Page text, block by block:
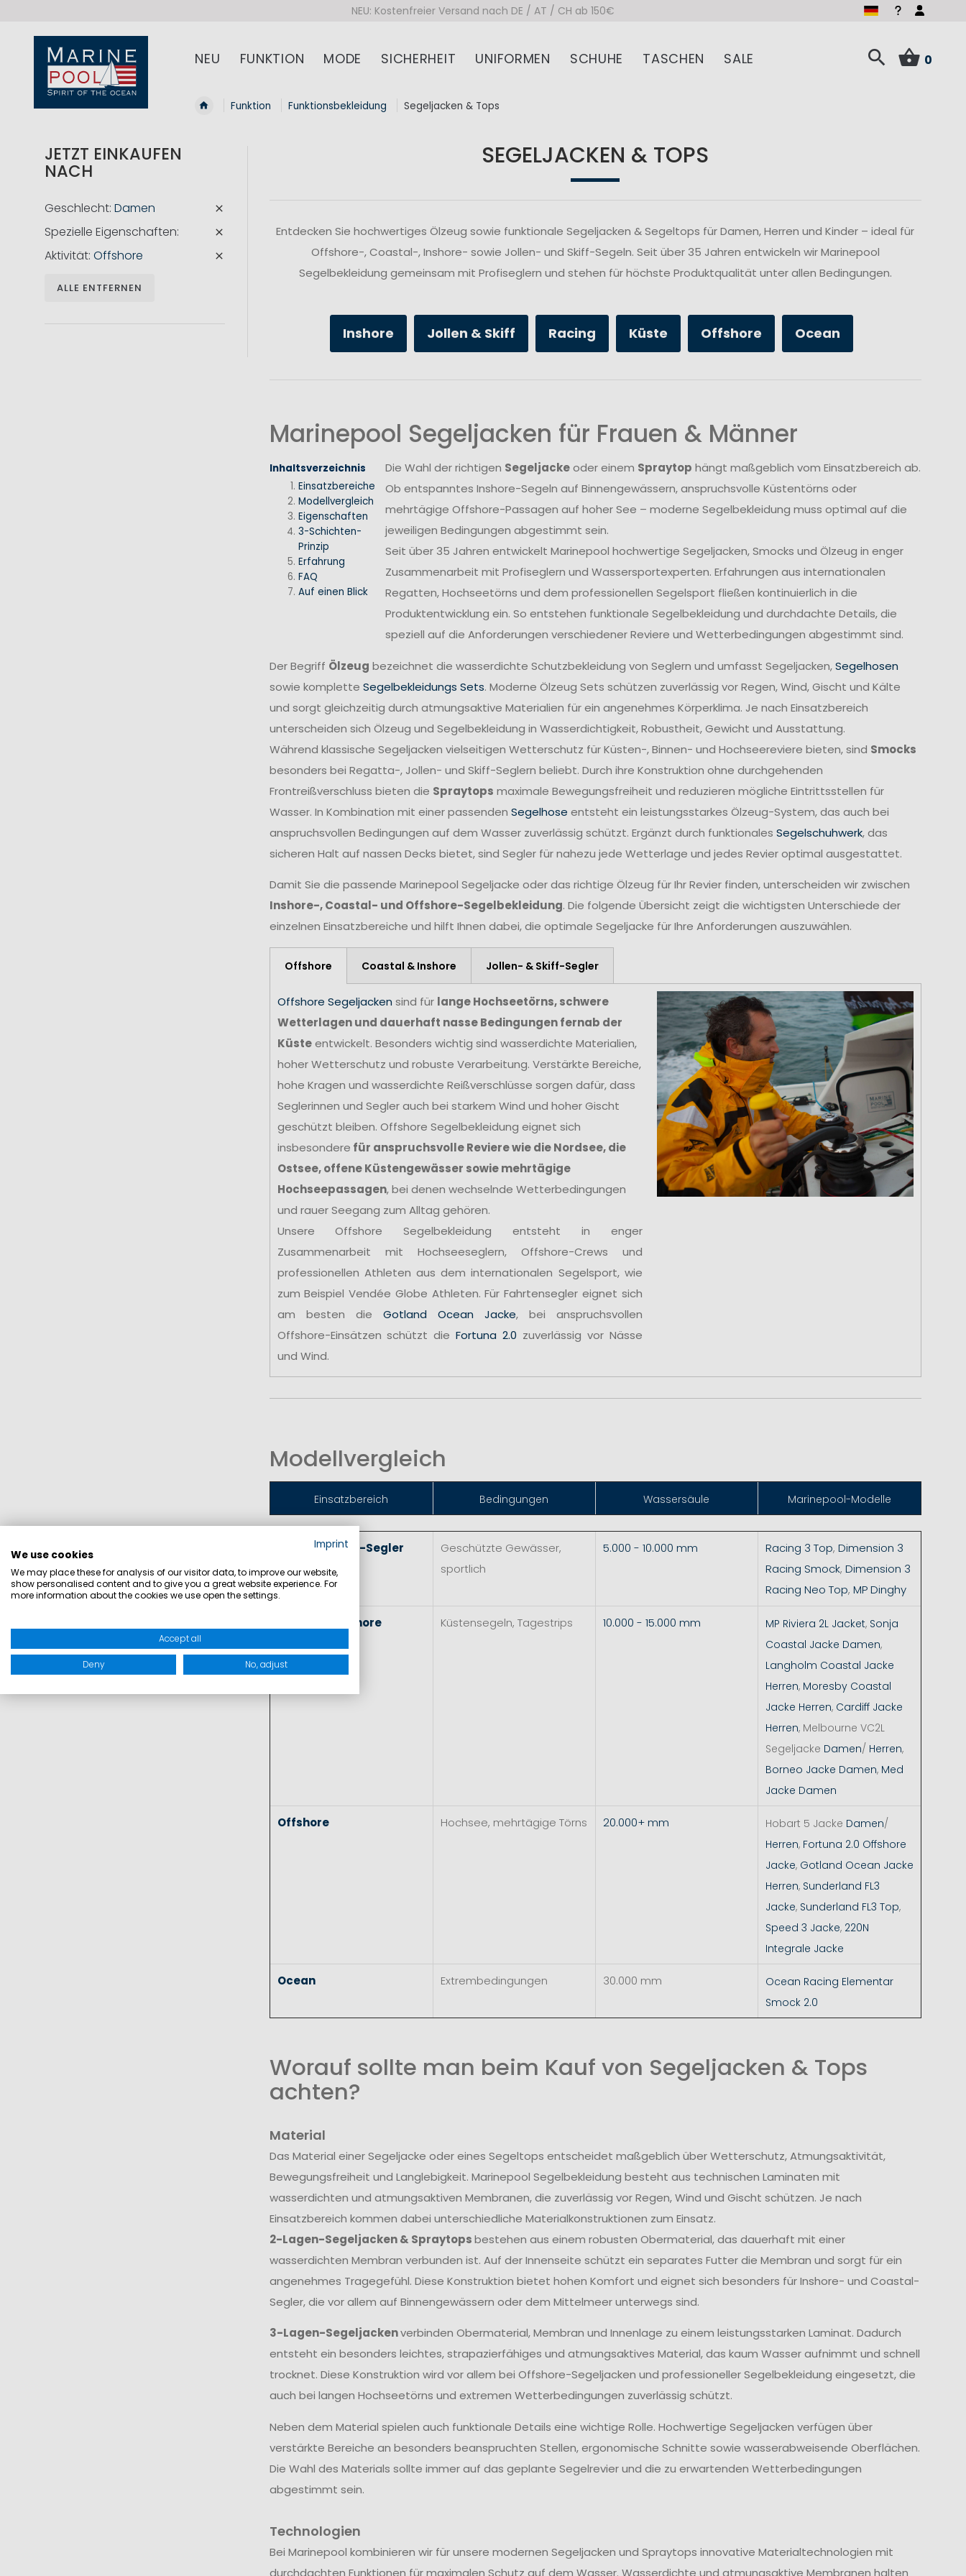
NEU: Kostenfreier Versand nach DE / AT / CH ab 150€
NEU FUNKTION MODE SICHERHEIT UNIFORMEN SCHUHE TASCHEN SALE 0
Funktion Funktionsbekleidung Segeljacken & Tops
SEGELJACKEN & TOPS
Entdecken Sie hochwertiges Ölzeug sowie funktionale Segeljacken & Segeltops für Damen, Herren und Kinder – ideal für
Offshore-, Coastal-, Inshore- sowie Jollen- und Skiff-Segeln. Seit über 35 Jahren entwickeln wir Marinepool
Segelbekleidung gemeinsam mit Profiseglern und stehen für höchste Produktqualität unter allen Bedingungen.
Inshore Jollen & Skiff Racing Küste Offshore Ocean
Marinepool Segeljacken für Frauen & Männer
Inhaltsverzeichnis
Einsatzbereiche
Modellvergleich
Eigenschaften
3-Schichten-
Prinzip
Erfahrung
FAQ
Auf einen Blick
Die Wahl der richtigen Segeljackeoder einem Spraytop hängt maßgeblich vom Einsatzbereich ab.
Ob entspanntes Inshore-Segeln auf Binnengewässern, anspruchsvolle Küstentörns oder
mehrtägige Offshore-Passagen auf hoher See – moderne Segelbekleidung muss optimal auf die
jeweiligen Bedingungen abgestimmt sein.
Seit über 35 Jahren entwickelt Marinepool hochwertige Segeljacken, Smocks und Ölzeug in enger
Zusammenarbeit mit Profiseglern und Wassersportexperten. Erfahrungen aus internationalen
Regatten, Hochseetörns und dem professionellen Segelsport fließen kontinuierlich in die
Produktentwicklung ein. So entstehen funktionale Segelbekleidung und durchdachte Details, die
speziell auf die Anforderungen verschiedener Reviere und Wetterbedingungen abgestimmt sind.
Der Begriff Ölzeug bezeichnet die wasserdichte Schutzbekleidung von Seglern und umfasst Segeljacken,Segelhosen
sowie komplette Segelbekleidungs Sets. Moderne Ölzeug Sets schützen zuverlässig vor Regen, Wind, Gischt und Kälte
und sorgt gleichzeitig durch atmungsaktive Materialien für ein angenehmes Körperklima. Je nach Einsatzbereich
unterscheiden sich Ölzeug und Segelbekleidung in Wasserdichtigkeit, Robustheit, Gewicht und Ausstattung.
Während klassische Segeljacken vielseitigen Wetterschutz für Küsten-, Binnen- und Hochseereviere bieten, sind Smocks
besonders bei Regatta-, Jollen- und Skiff-Seglern beliebt. Durch ihre Konstruktion ohne durchgehenden
Frontreißverschluss bieten die Spraytops maximale Bewegungsfreiheit und reduzieren mögliche Eintrittsstellen für
Wasser. In Kombination mit einer passenden Segelhose entsteht ein leistungsstarkes Ölzeug-System, das auch bei
anspruchsvollen Bedingungen auf dem Wasser zuverlässig schützt. Ergänzt durch funktionales Segelschuhwerk, das
sicheren Halt auf nassen Decks bietet, sind Segler für nahezu jede Wetterlage und jedes Revier optimal ausgestattet.
Damit Sie die passende Marinepool Segeljacke oder das richtige Ölzeug für Ihr Revier finden, unterscheiden wir zwischen
Inshore-, Coastal- und Offshore-Segelbekleidung. Die folgende Übersicht zeigt die wichtigsten Unterschiede der
einzelnen Einsatzbereiche und hilft Ihnen dabei, die optimale Segeljacke für Ihre Anforderungen auszuwählen.
Offshore Coastal & Inshore Jollen- & Skiff-Segler
Offshore Segeljacken sind für lange Hochseetörns, schwere
Wetterlagen und dauerhaft nasse Bedingungen fernab der
Küsteentwickelt. Besonders wichtig sind wasserdichte Materialien,
hoher Wetterschutz und robuste Verarbeitung. Verstärkte Bereiche,
hohe Kragen und wasserdichte Reißverschlüsse sorgen dafür, dass
Seglerinnen und Segler auch bei starkem Wind und hoher Gischt
geschützt bleiben. Offshore Segelbekleidung eignet sich
insbesondere für anspruchsvolle Reviere wie die Nordsee, die
Ostsee, offene Küstengewässer sowie mehrtägige
Hochseepassagen, bei denen wechselnde Wetterbedingungen
und rauer Seegang zum Alltag gehören.
Unsere Offshore Segelbekleidung entsteht in enger
Zusammenarbeit mit Hochseeseglern, Offshore-Crews und
professionellen Athleten aus dem internationalen Segelsport, wie
zum Beispiel Vendée Globe Athleten. Für Fahrtensegler eignet sich
am besten die Gotland Ocean Jacke, bei anspruchsvollen
Offshore-Einsätzen schützt dieFortuna 2.0 zuverlässig vor Nässe
und Wind.
Modellvergleich
Einsatzbereich Bedingungen Wassersäule Marinepool-Modelle
Jollen- & Skiff-Segler
Geschützte Gewässer,
sportlich
5.000 - 10.000 mm Racing 3 Top, Dimension 3
Racing Smock, Dimension 3
Racing Neo Top, MP Dinghy
Inshore Küstensegeln, Tagestrips 10.000 - 15.000 mm MP Riviera 2L Jacket, Sonja
Coastal Jacke Damen,
Langholm Coastal Jacke
Herren, Moresby Coastal
Jacke Herren, Cardiff Jacke
Herren, Melbourne VC2L
Segeljacke Damen/ Herren,
Borneo Jacke Damen, Med
Jacke Damen
Offshore Hochsee, mehrtägige Törns 20.000+ mm Hobart 5 Jacke Damen/
Herren, Fortuna 2.0 Offshore
Jacke, Gotland Ocean Jacke
Herren, Sunderland FL3
Jacke, Sunderland FL3 Top,
Speed 3 Jacke, 220N
Integrale Jacke
Ocean Extrembedingungen 30.000 mm
Ocean Racing Elementar
Smock 2.0
Worauf sollte man beim Kauf von Segeljacken & Tops
achten?
Material
Das Material einer Segeljacke oder eines Segeltops entscheidet maßgeblich über Wetterschutz, Atmungsaktivität,
Bewegungsfreiheit und Langlebigkeit. Marinepool Segelbekleidung besteht aus technischen Laminaten mit
wasserdichten und atmungsaktiven Membranen, die zuverlässig vor Regen, Wind und Gischt schützen. Je nach
Einsatzbereich kommen dabei unterschiedliche Materialkonstruktionen zum Einsatz.
2-Lagen-Segeljacken & Spraytopsbestehen aus einem robusten Obermaterial, das dauerhaft mit einer
wasserdichten Membran verbunden ist. Auf der Innenseite schützt ein separates Futter die Membran und sorgt für ein
angenehmes Tragegefühl. Diese Konstruktion bietet hohen Komfort und eignet sich besonders für Inshore- und Coastal-
Segler, die vor allem auf Binnengewässern oder dem Mittelmeer unterwegs sind.
3-Lagen-Segeljackenverbinden Obermaterial, Membran und Innenlage zu einem leistungsstarken Laminat. Dadurch
entsteht ein besonders leichtes, strapazierfähiges und atmungsaktives Material, das kaum Wasser aufnimmt und schnell
trocknet. Diese Konstruktion wird vor allem bei Offshore-Segeljacken und professioneller Segelbekleidung eingesetzt, die
auch bei langen Hochseetörns und extremen Wetterbedingungen zuverlässig schützt.
Neben dem Material spielen auch funktionale Details eine wichtige Rolle. Hochwertige Segeljacken verfügen über
verstärkte Bereiche an besonders beanspruchten Stellen, ergonomische Schnitte sowie wasserabweisende Oberflächen.
Die Wahl des Materials sollte immer auf das geplante Segelrevier und die zu erwartenden Wetterbedingungen
abgestimmt sein.
Technologien
Bei Marinepool kombinieren wir für unsere modernen Segeljacken und Spraytops innovative Materialtechnologien mit
durchdachten Funktionen für maximalen Schutz auf dem Wasser. Wasserdichte und atmungsaktive Membranen halten
JETZT EINKAUFEN
NACH
Geschlecht Damen
Spezielle Eigenschaften
Aktivität Offshore
ALLE ENTFERNEN
Imprint
We use cookies
We may place these for analysis of our visitor data, to improve our website,
show personalised content and to give you a great website experience. For
more information about the cookies we use open the settings.
Accept all
Deny No, adjust